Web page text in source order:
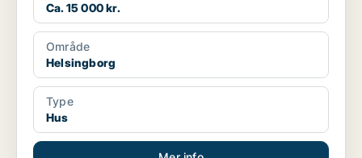
Ca. 15 000 kr.
Område
Helsingborg
Type
Hus